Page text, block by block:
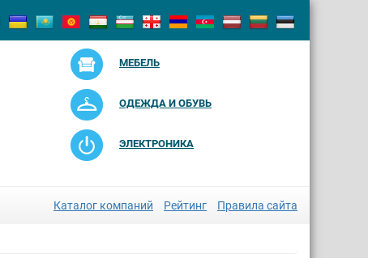
МЕБЕЛЬ
ОДЕЖДА И ОБУВЬ
ЭЛЕКТРОНИКА
Каталог компаний Рейтинг Правила сайта